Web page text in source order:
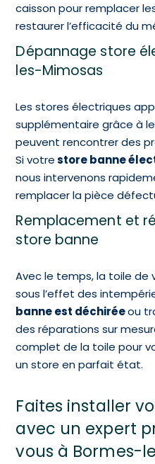
caisson pour remplacer
restaurer l’efficacité du
Dépannage store
les-Mimosas
Les stores électriques
supplémentaire grâce à
peuvent rencontrer des
Si votrestore banne
nous intervenons
remplacer la pièce
Remplacement et
store banne
Avec le temps, la toile de
sous l’effet des
banne est déchiréeou
des réparations sur
complet de la toile pour
un store en parfait état.
Faites installer
avec un expert
vous à Bormes-